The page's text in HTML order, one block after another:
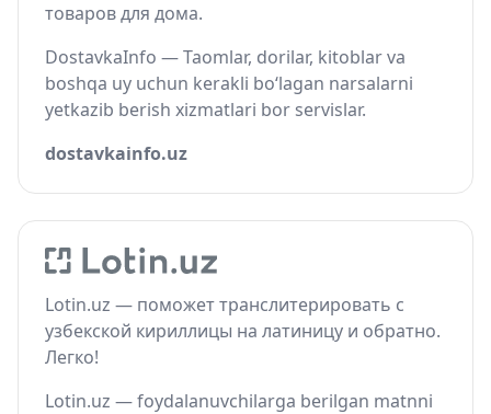
товаров для дома.
DostavkaInfo — Taomlar, dorilar, kitoblar va
boshqa uy uchun kerakli bo‘lagan narsalarni
yetkazib berish xizmatlari bor servislar.
dostavkainfo.uz
Lotin.uz — поможет транслитерировать с
узбекской кириллицы на латиницу и обратно.
Легко!
Lotin.uz — foydalanuvchilarga berilgan matnni